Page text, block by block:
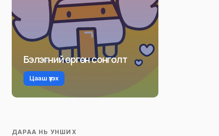
Бэлэгний өргөн сонголт
Цааш үзэх
ДАРАА НЬ УНШИХ